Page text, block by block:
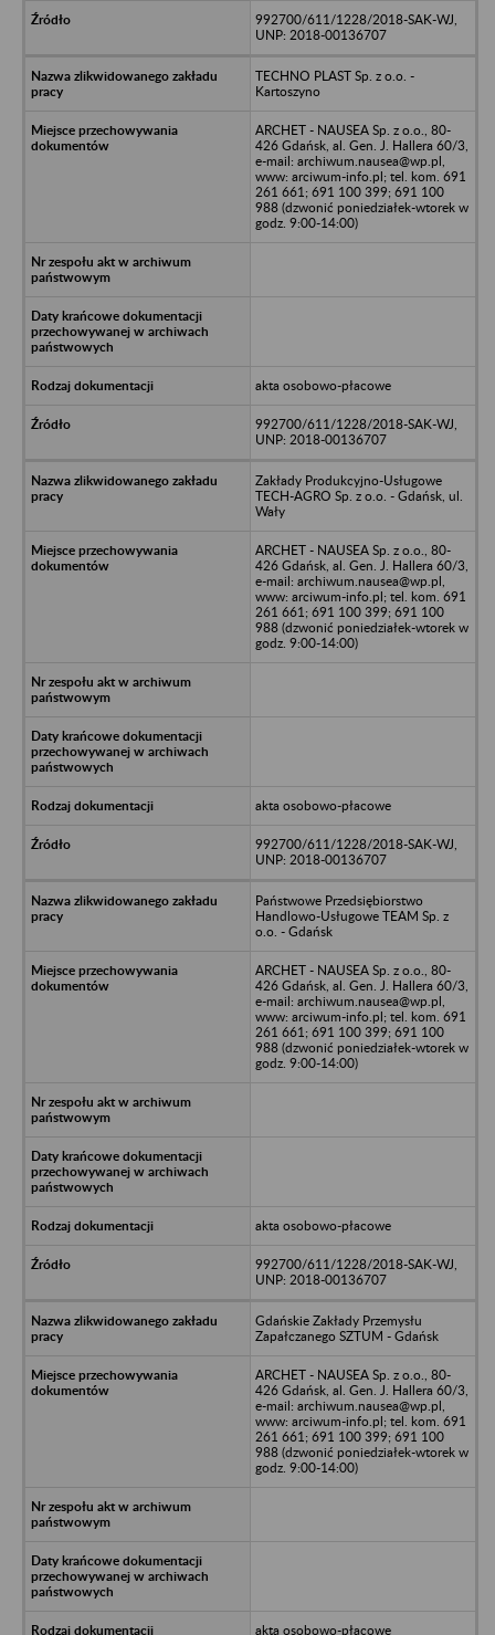
992700/611/1228/2018-SAK-WJ,
UNP: 2018-00136707
TECHNO PLAST Sp. z o.o. -
Kartoszyno
ARCHET - NAUSEA Sp. z o.o., 80-
426 Gdańsk, al. Gen. J. Hallera 60/3,
e-mail: archiwum.nausea@wp.pl,
www: arciwum-info.pl; tel. kom. 691
261 661; 691 100 399; 691 100
988 (dzwonić poniedziałek-wtorek w
godz. 9:00-14:00)
akta osobowo-płacowe
992700/611/1228/2018-SAK-WJ,
UNP: 2018-00136707
Zakłady Produkcyjno-Usługowe
TECH-AGRO Sp. z o.o. - Gdańsk, ul.
Wały
ARCHET - NAUSEA Sp. z o.o., 80-
426 Gdańsk, al. Gen. J. Hallera 60/3,
e-mail: archiwum.nausea@wp.pl,
www: arciwum-info.pl; tel. kom. 691
261 661; 691 100 399; 691 100
988 (dzwonić poniedziałek-wtorek w
godz. 9:00-14:00)
akta osobowo-płacowe
992700/611/1228/2018-SAK-WJ,
UNP: 2018-00136707
Państwowe Przedsiębiorstwo
Handlowo-Usługowe TEAM Sp. z
o.o. - Gdańsk
ARCHET - NAUSEA Sp. z o.o., 80-
426 Gdańsk, al. Gen. J. Hallera 60/3,
e-mail: archiwum.nausea@wp.pl,
www: arciwum-info.pl; tel. kom. 691
261 661; 691 100 399; 691 100
988 (dzwonić poniedziałek-wtorek w
godz. 9:00-14:00)
akta osobowo-płacowe
992700/611/1228/2018-SAK-WJ,
UNP: 2018-00136707
Gdańskie Zakłady Przemysłu
Zapałczanego SZTUM - Gdańsk
ARCHET - NAUSEA Sp. z o.o., 80-
426 Gdańsk, al. Gen. J. Hallera 60/3,
e-mail: archiwum.nausea@wp.pl,
www: arciwum-info.pl; tel. kom. 691
261 661; 691 100 399; 691 100
988 (dzwonić poniedziałek-wtorek w
godz. 9:00-14:00)
akta osobowo-płacowe